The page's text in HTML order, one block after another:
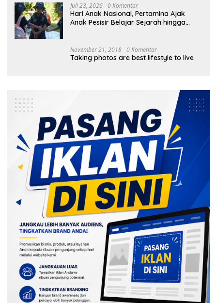
Juli 23, 2026 0 Komentar
Hari Anak Nasional, Pertamina Ajak
Anak Pesisir Belajar Sejarah hingga
November 21, 2018 0 Komentar
Taking photos are best lifestyle to live